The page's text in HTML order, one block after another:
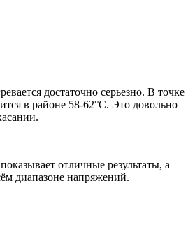
достаточно серьезно. В точке
в районе 58-62°C. Это довольно
отличные результаты, а
диапазоне напряжений.